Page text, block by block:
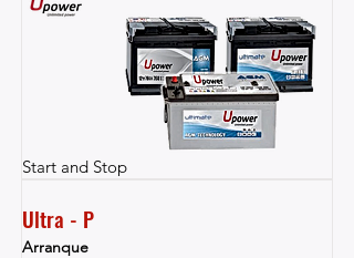
Start and Stop
Ultra - P
Arranque